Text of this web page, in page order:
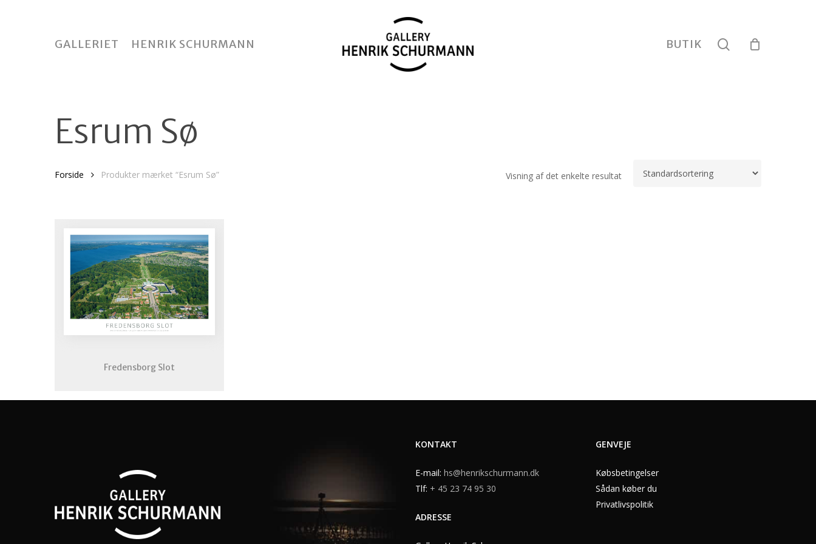
GALLERIET HENRIK SCHURMANN BUTIK search
Esrum Sø
Visning af det enkelte resultat
Forside Produkter mærket “Esrum Sø”
Fredensborg Slot
KONTAKT
E-mail: hs@henrikschurmann.dk
Tlf: + 45 23 74 95 30
ADRESSE
GENVEJE
Købsbetingelser
Sådan køber du
Privatlivspolitik